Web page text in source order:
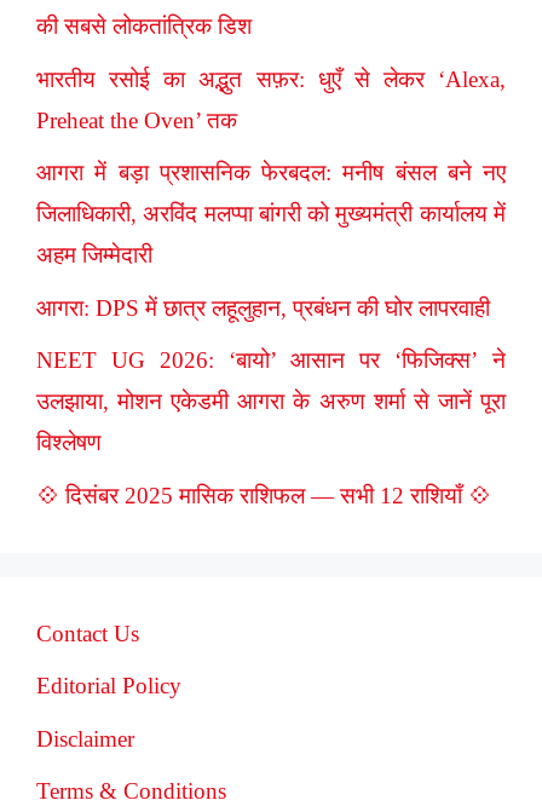
की सबसे लोकतांत्रिक डिश
भारतीय रसोई का अद्भुत सफ़र: धुएँ से लेकर ‘Alexa,
Preheat the Oven’ तक
आगरा में बड़ा प्रशासनिक फेरबदल: मनीष बंसल बने नए
जिलाधिकारी, अरविंद मलप्पा बांगरी को मुख्यमंत्री कार्यालय में
अहम जिम्मेदारी
आगरा: DPS में छात्र लहूलुहान, प्रबंधन की घोर लापरवाही
NEET UG 2026: ‘बायो’ आसान पर ‘फिजिक्स’ ने
उलझाया, मोशन एकेडमी आगरा के अरुण शर्मा से जानें पूरा
विश्लेषण
💠 दिसंबर 2025 मासिक राशिफल — सभी 12 राशियाँ 💠
Contact Us
Editorial Policy
Disclaimer
Terms & Conditions